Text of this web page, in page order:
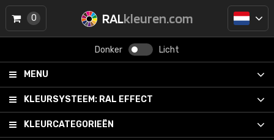
RALkleuren.com
Donker Licht
MENU
KLEURSYSTEEM: RAL EFFECT
KLEURCATEGORIEËN
0